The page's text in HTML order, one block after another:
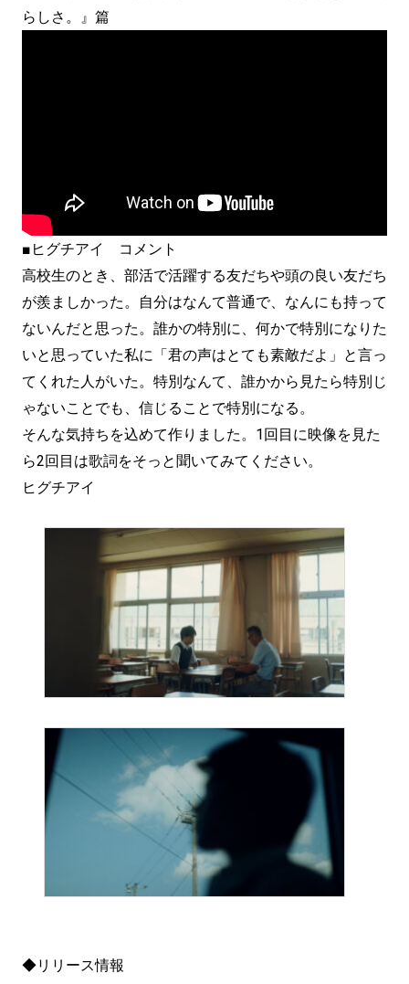
らしさ。』篇
■ ヒグチアイ コメント
高校生のとき、部活で活躍する友だちや頭の良い友だち
が羨ましかった。自分はなんて普通で、なんにも持って
ないんだと思った。誰かの特別に、何かで特別になりた
いと思っていた私に「君の声はとても素敵だよ」と言っ
てくれた人がいた。特別なんて、誰かから見たら特別じ
ゃないことでも、信じることで特別になる。
そんな気持ちを込めて作りました。1回目に映像を見た
ら2回目は歌詞をそっと聞いてみてください。
ヒグチアイ
◆リリース情報